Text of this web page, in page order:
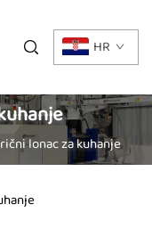
HR
lonac za kuhanje